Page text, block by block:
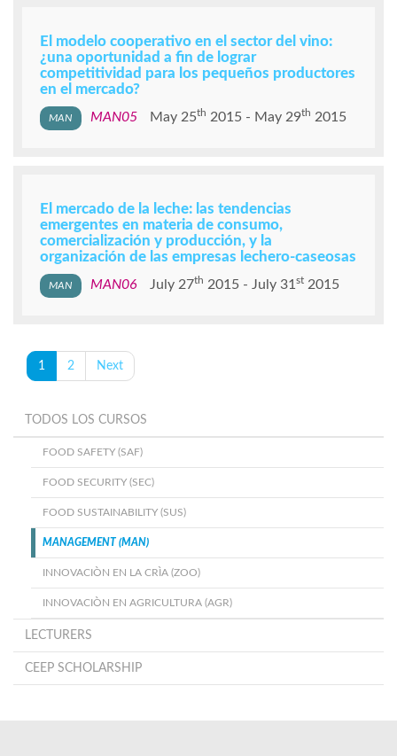
El modelo cooperativo en el sector del vino:
¿una oportunidad a fin de lograr
competitividad para los pequeños productores
en el mercado?
MAN05 May 25th 2015 May 29th 2015
El mercado de la leche: las tendencias
emergentes en materia de consumo,
comercialización y producción, y la
organización de las empresas lechero-caseosas
MAN06 July 27th 2015 July 31 st 2015
1 2 Next
TODOS LOS CURSOS
FOOD SAFETY (SAF)
FOOD SECURITY (SEC)
FOOD SUSTAINABILITY (SUS)
MANAGEMENT (MAN)
INNOVACIÒN EN LA CRÌA (ZOO)
INNOVACIÒN EN AGRICULTURA (AGR)
LECTURERS
CEEP SCHOLARSHIP